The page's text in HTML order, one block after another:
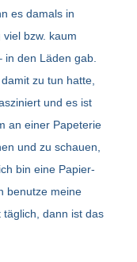
es damals in
bzw. kaum
den Läden gab.
zu tun hatte,
und es ist
an einer Papeterie
und zu schauen,
bin eine Papier-
benutze meine
dann ist das